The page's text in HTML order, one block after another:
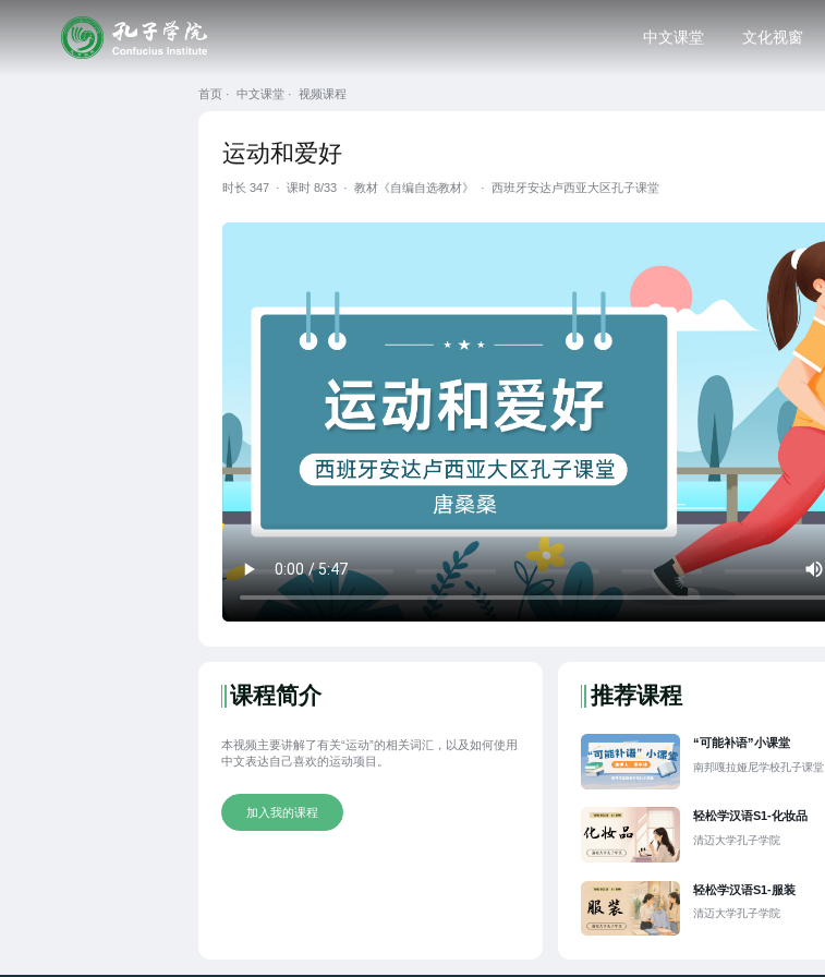
中文课堂 文化视窗
首页 · 中文课堂 · 视频课程
运动和爱好
时长347 · 课时 8/33 · 教材《自编自选教材》 · 西班牙安达卢西亚大区孔子课堂
课程简介
本视频主要讲解了有关“运动”的相关词汇，以及如何使用
中文表达自己喜欢的运动项目。
加入我的课程
推荐课程
“可能补语”小课堂
南邦嘎拉娅尼学校孔子课堂
轻松学汉语S1-化妆品
清迈大学孔子学院
轻松学汉语S1-服装
清迈大学孔子学院